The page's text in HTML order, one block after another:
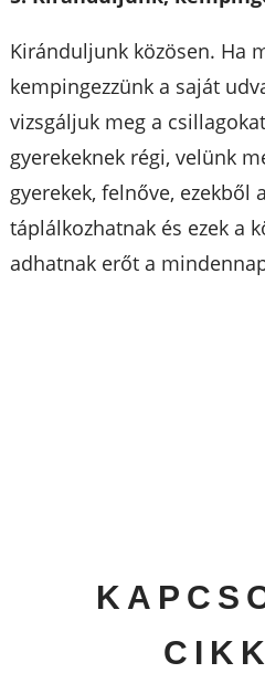
Kiránduljunk közösen. Ha
kempingezzünk a saját
vizsgáljuk meg a
gyerekeknek régi, velünk
gyerekek, felnőve, ezekből
táplálkozhatnak és ezek a
adhatnak erőt a